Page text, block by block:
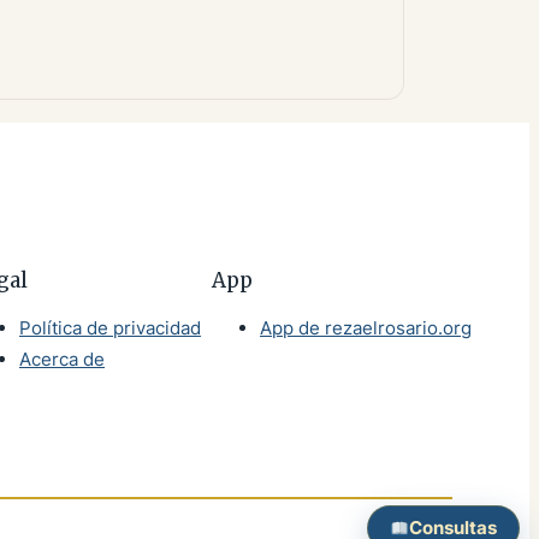
Política de privacidad
Acerca de
App
App de rezaelrosario.org
Consultas